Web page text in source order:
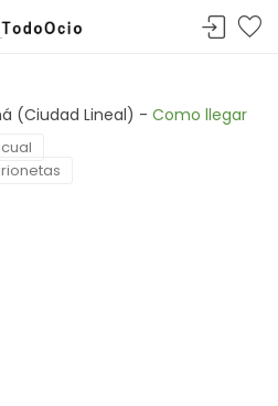
(Ciudad Lineal) - Como llegar